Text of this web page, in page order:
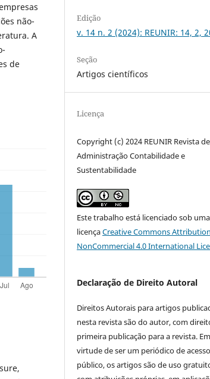
não-
A
de
Edição
v. 14 n. 2 (2024): REUNIR: 14, 2,
Seção
Artigos científicos
Licença
Copyright (c) 2024 REUNIR Revista de
Administração Contabilidade e
Sustentabilidade
Este trabalho está licenciado sob uma
licençaCreative Commons
NonCommercial 4.0 International
Declaração de Direito Autoral
Direitos Autorais para artigos
nesta revista são do autor, com
primeira publicação para a revista. Em
virtude de ser um periódico de acesso
público, os artigos são de uso